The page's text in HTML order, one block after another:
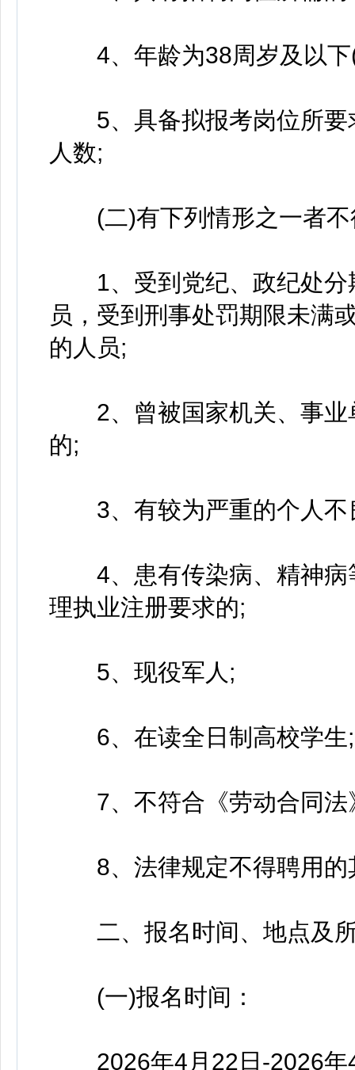
4、年龄为38周岁及以下(
5、具备拟报考岗位所要
人数;
(二)有下列情形之一者不
1、受到党纪、政纪处分
员，受到刑事处罚期限未满
的人员;
2、曾被国家机关、事业
的;
3、有较为严重的个人不
4、患有传染病、精神病
理执业注册要求的;
5、现役军人;
6、在读全日制高校学生;
7、不符合《劳动合同法
8、法律规定不得聘用的
二、报名时间、地点及
(一)报名时间：
2026年4月22日-2026年4